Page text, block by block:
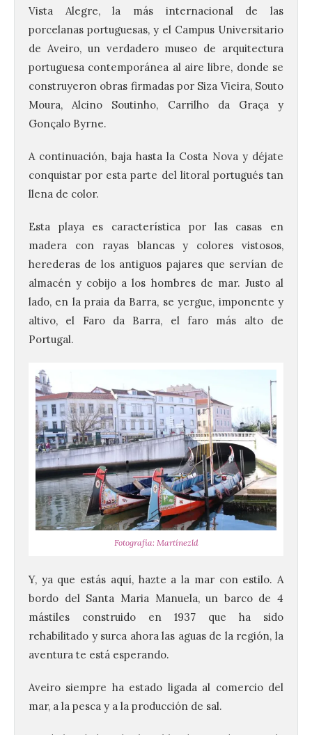
Vista Alegre, la más internacional de las
porcelanas portuguesas, y el Campus Universitario
de Aveiro, un verdadero museo de arquitectura
portuguesa contemporánea al aire libre, donde se
construyeron obras firmadas por Siza Vieira, Souto
Moura, Alcino Soutinho, Carrilho da Graça y
Gonçalo Byrne.
A continuación, baja hasta la Costa Nova y déjate
conquistar por esta parte del litoral portugués tan
llena de color.
Esta playa es característica por las casas en
madera con rayas blancas y colores vistosos,
herederas de los antiguos pajares que servían de
almacén y cobijo a los hombres de mar. Justo al
lado, en la praia da Barra, se yergue, imponente y
altivo, el Faro da Barra, el faro más alto de
Portugal.
Fotografía: Martínezld
Y, ya que estás aquí, hazte a la mar con estilo. A
bordo del Santa Maria Manuela, un barco de 4
mástiles construido en 1937 que ha sido
rehabilitado y surca ahora las aguas de la región, la
aventura te está esperando.
Aveiro siempre ha estado ligada al comercio del
mar, a la pesca y a la producción de sal.